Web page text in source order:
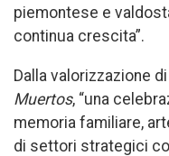
piemontese e
continua crescita”.
Dalla valorizzazione
Muertos, “una
memoria familiare,
di settori strategici